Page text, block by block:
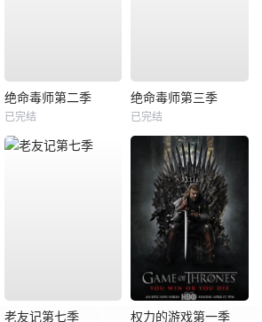
绝命毒师第二季
已完结
绝命毒师第三季
已完结
老友记第七季 权力的游戏第一季